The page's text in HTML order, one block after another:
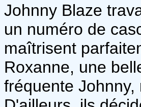
Johnny Blaze
un numéro de
maîtrisent
Roxanne, une
fréquente